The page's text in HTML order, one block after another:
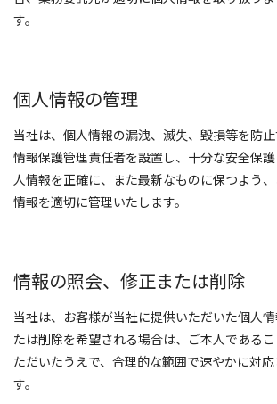
す。
個人情報の管理
当社は、個人情報の漏洩、滅失、毀損等を防
情報保護管理責任者を設置し、十分な安全保
人情報を正確に、また最新なものに保つよう
情報を適切に管理いたします。
情報の照会、修正または削除
当社は、お客様が当社に提供いただいた個人
たは削除を希望される場合は、ご本人である
ただいたうえで、合理的な範囲で速やかに対
す。